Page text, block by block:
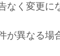
なく変更に
が異なる場